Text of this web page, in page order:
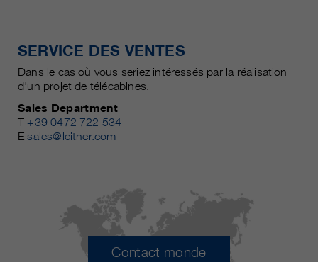
SERVICE DES VENTES
Dans le cas où vous seriez intéressés par la réalisation
d'un projet de télécabines.
Sales Department
T +39 0472 722 534
Esales@leitner.com
Contact monde